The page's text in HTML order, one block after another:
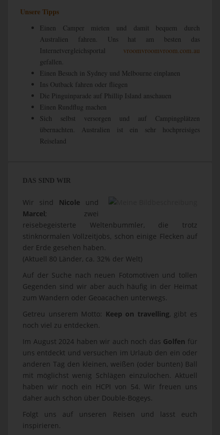
Unsere Tipps
Einen Camper mieten und damit bequem durch
Australien fahren. Uns hat am besten das
Internetvergleichsportal vroomvroomvroom.com.au
gefallen.
Einen Besuch in Sydney und Melbourne einplanen
Ins Outback fahren oder fliegen
Die Pinguinparade auf Phillip Island anschauen
Einen Rundflug machen
Sich selbst versorgen und auf Campingplätzen
übernachten. Australien ist ein sehr hochpreisiges
Reiseland
DAS SIND WIR
Wir sind Nicole und
Marcel; zwei
reisebegeisterte Weltenbummler, die trotz
stinknormalen Vollzeitjobs, schon einige Flecken auf
der Erde gesehen haben.
(Aktuell 80 Länder, ca. 32% der Welt)
Auf der Suche nach neuen Fotomotiven und tollen
Gegenden sind wir aber auch häufig in der Heimat
zum Wandern oder Geoacachen unterwegs.
Getreu unserem Motto: Keep on travelling, gibt es
noch viel zu entdecken.
Im August 2024 haben wir auch noch das Golfen für
uns entdeckt und versuchen im Urlaub den ein oder
anderen Tag den kleinen, weißen (oder bunten) Ball
mit möglichst wenig Schlägen einzulochen. Aktuell
haben wir noch ein HCPI von 54. Wir freuen uns
daher auch schon über Double-Bogeys.
Folgt uns auf unseren Reisen und lasst euch
inspirieren.